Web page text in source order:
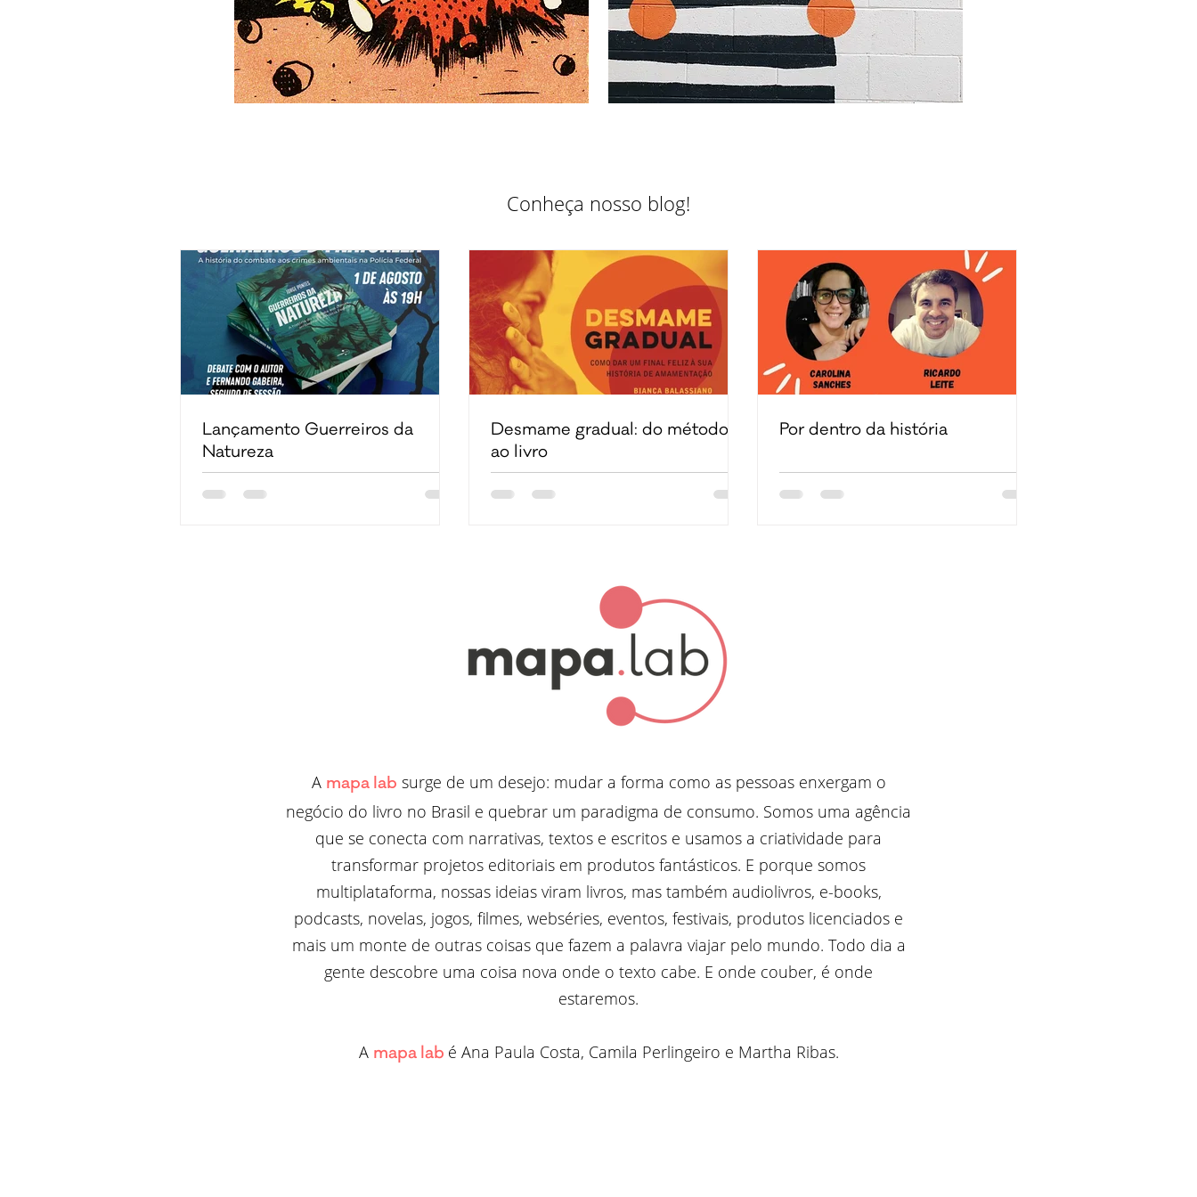
Conheça nosso blog!
Lançamento Guerreiros da
Natureza
Desmame gradual: do método
ao livro
Por dentro da história
A mapa lab surge de um desejo: mudar a forma como as pessoas enxergam o
negócio do livro no Brasil e quebrar um paradigma de consumo. Somos uma agência
que se conecta com narrativas, textos e escritos e usamos a criatividade para
transformar projetos editoriais em produtos fantásticos. E porque somos
multiplataforma, nossas ideias viram livros, mas também audiolivros, e-books,
podcasts, novelas, jogos, filmes, webséries, eventos, festivais, produtos licenciados e
mais um monte de outras coisas que fazem a palavra viajar pelo mundo. Todo dia a
gente descobre uma coisa nova onde o texto cabe. E onde couber, é onde
estaremos.
A mapa lab é Ana Paula Costa, Camila Perlingeiro e Martha Ribas.